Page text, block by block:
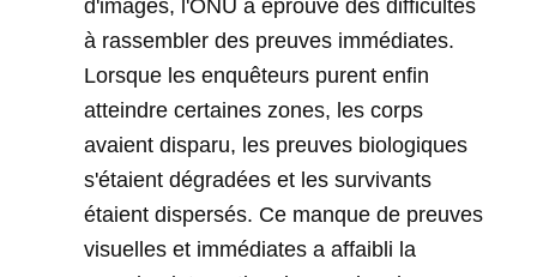
d'images, l'ONU a éprouvé des difficultés
à rassembler des preuves immédiates.
Lorsque les enquêteurs purent enfin
atteindre certaines zones, les corps
avaient disparu, les preuves biologiques
s'étaient dégradées et les survivants
étaient dispersés. Ce manque de preuves
visuelles et immédiates a affaibli la